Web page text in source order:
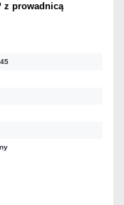
z prowadnicą